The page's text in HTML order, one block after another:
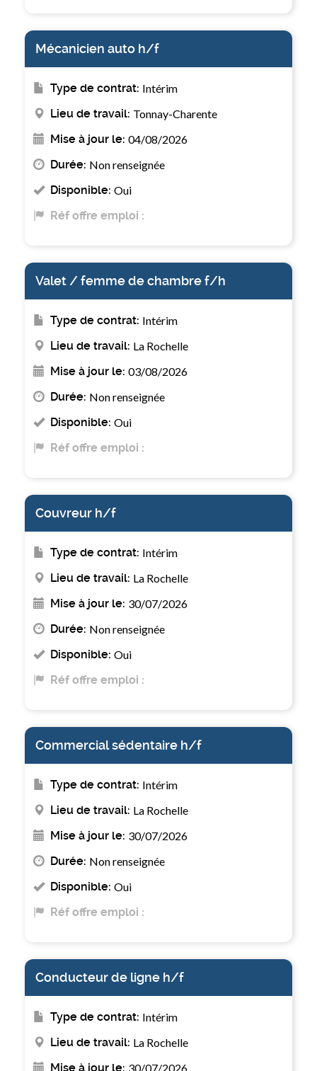
Mécanicien auto h/f
Type de contrat: Intérim
Lieu de travail: Tonnay-Charente
Mise à jour le: 04/08/2026
Durée: Non renseignée
Disponible: Oui
Réf offre emploi :
Valet / femme de chambre f/h
Type de contrat: Intérim
Lieu de travail: La Rochelle
Mise à jour le: 03/08/2026
Durée: Non renseignée
Disponible: Oui
Réf offre emploi :
Couvreur h/f
Type de contrat: Intérim
Lieu de travail: La Rochelle
Mise à jour le: 30/07/2026
Durée: Non renseignée
Disponible: Oui
Réf offre emploi :
Commercial sédentaire h/f
Type de contrat: Intérim
Lieu de travail: La Rochelle
Mise à jour le: 30/07/2026
Durée: Non renseignée
Disponible: Oui
Réf offre emploi :
Conducteur de ligne h/f
Type de contrat: Intérim
Lieu de travail: La Rochelle
Mise à jour le: 30/07/2026